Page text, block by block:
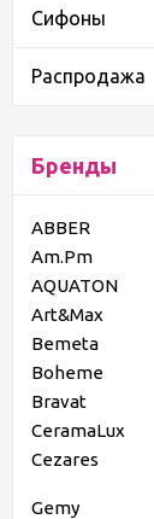
Сифоны
Распродажа
Бренды
ABBER
Am.Pm
AQUATON
Art&Max
Bemeta
Boheme
Bravat
CeramaLux
Cezares
Gemy